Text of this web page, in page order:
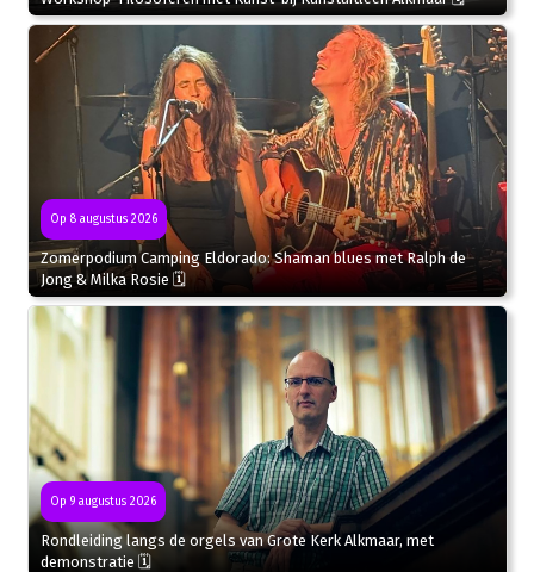
Op 8 augustus 2026
Zomerpodium Camping Eldorado: Shaman blues met Ralph de
Jong & Milka Rosie 🗓
Op 9 augustus 2026
Rondleiding langs de orgels van Grote Kerk Alkmaar, met
demonstratie 🗓